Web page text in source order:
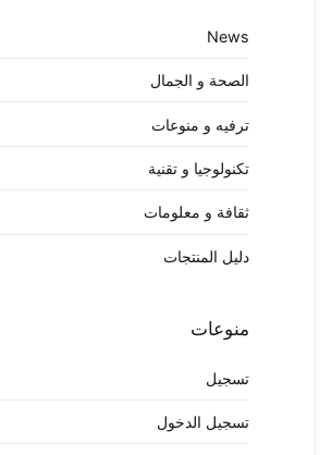
News
الصحة و الجمال
ترفيه و منوعات
تكنولوجيا و تقنية
ثقافة و معلومات
دليل المنتجات
منوعات
تسجيل
تسجيل الدخول